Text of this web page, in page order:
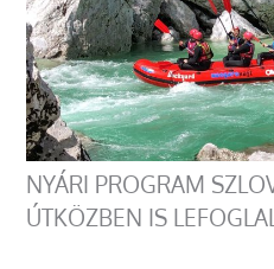
NYÁRI PROGRAM
ÚTKÖZBEN IS